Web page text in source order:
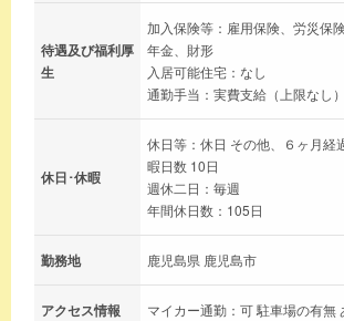
待遇及び福利厚
生
加入保険等：雇用保険、労災保
年金、財形
入居可能住宅：なし
通勤手当：実費支給（上限なし）
休日･休暇
休日等：休日 その他、６ヶ月経
暇日数 10日
週休二日：毎週
年間休日数：105日
勤務地 鹿児島県 鹿児島市
アクセス情報 マイカー通勤：可 駐車場の有無